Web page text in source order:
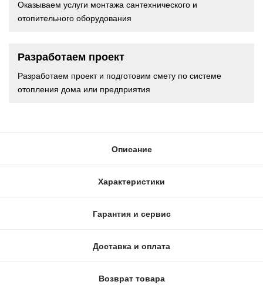
Оказываем услуги монтажа сантехнического и
отопительного оборудования
Разработаем проект
Разработаем проект и подготовим смету по системе
отопления дома или предприятия
Описание
Характеристики
Гарантия и сервис
Доставка и оплата
Возврат товара